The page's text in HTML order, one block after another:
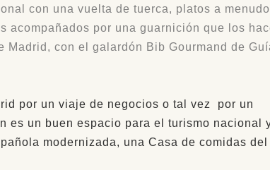
con una vuelta de tuerca, platos a menudo
acompañados por una guarnición que los
con el galardón Bib Gourmand de
por un viaje de negocios o tal vez por un
es un buen espacio para el turismo nacional
modernizada, una Casa de comidas del